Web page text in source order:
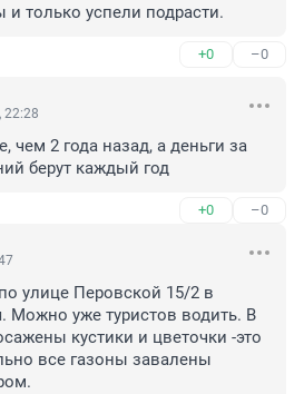
только успели подрасти.
+0 –0
22:28
2 года назад, а деньги за
берут каждый год
+0 –0
улице Перовской 15/2 в
Можно уже туристов водить. В
кустики и цветочки -это
все газоны завалены